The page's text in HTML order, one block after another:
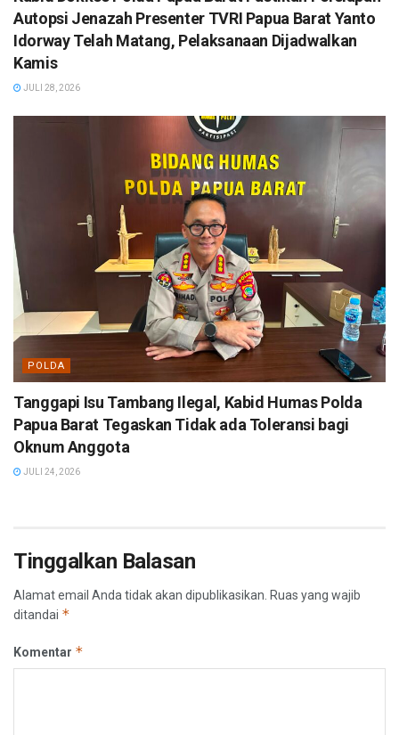
Autopsi Jenazah Presenter TVRI Papua Barat Yanto
Idorway Telah Matang, Pelaksanaan Dijadwalkan
Kamis
JULI 28, 2026
POLDA
Tanggapi Isu Tambang Ilegal, Kabid Humas Polda
Papua Barat Tegaskan Tidak ada Toleransi bagi
Oknum Anggota
JULI 24, 2026
Tinggalkan Balasan
Alamat email Anda tidak akan dipublikasikan. Ruas yang wajib
ditandai *
Komentar *